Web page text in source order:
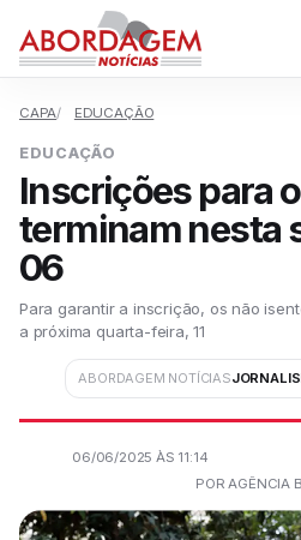
CAPA EDUCAÇÃO
EDUCAÇÃO
Inscrições para
terminam nesta
06
Para garantir a inscrição, os não
a próxima quarta-feira, 11
ABORDAGEM NOTÍCIAS
06/06/2025 ÀS 11:14
POR AGÊNCIA